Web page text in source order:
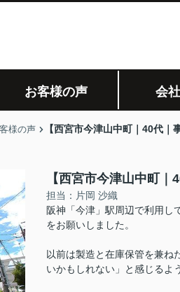
お客様の声 会
様の声 【西宮市今津山中町｜40代｜
【西宮市今津山中町｜
担当：片岡 沙織
阪神「今津」駅周辺で利用し
をお願いしました。
以前は製造と在庫保管を兼ね
いかもしれない」と感じるよ